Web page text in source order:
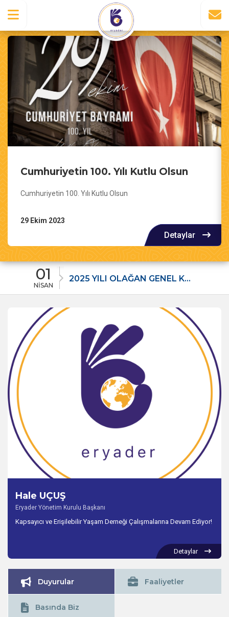
Cumhuriyetin 100. Yılı Kutlu Olsun
Cumhuriyetin 100. Yılı Kutlu Olsun
29 Ekim 2023
Detaylar
2025 YILI OLAĞAN GENEL KURUL TOPLANTISI ÇAĞRISI 05
Hale UÇUŞ
Eryader Yönetim Kurulu Başkanı
Kapsayıcı ve Erişilebilir Yaşam Derneği Çalışmalarına Devam Ediyor!
Detaylar
Duyurular Faaliyetler
Basında Biz